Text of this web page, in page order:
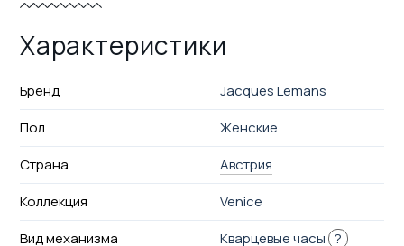
Характеристики
Бренд
Jacques Lemans
Пол
Женские
Страна
Австрия
Коллекция
Venice
Вид механизма
Кварцевые часы ?